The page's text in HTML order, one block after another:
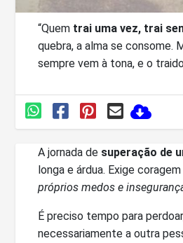
“Quem trai uma vez, trai
quebra, a alma se consome.
sempre vem à tona, e o
A jornada de superação de
longa e árdua. Exige
próprios medos e
É preciso tempo para
necessariamente a outra